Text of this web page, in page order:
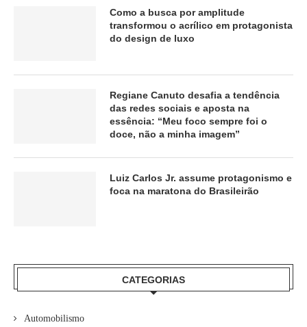
Como a busca por amplitude
transformou o acrílico em protagonista
do design de luxo
Regiane Canuto desafia a tendência
das redes sociais e aposta na
essência: “Meu foco sempre foi o
doce, não a minha imagem”
Luiz Carlos Jr. assume protagonismo e
foca na maratona do Brasileirão
CATEGORIAS
Automobilismo